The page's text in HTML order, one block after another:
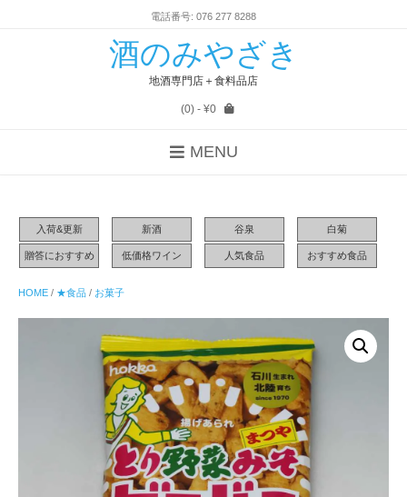
電話番号: 076 277 8288
酒のみやざき
地酒専門店＋食料品店
(0)- ¥0
MENU
入荷&更新 新酒 谷泉 白菊
贈答におすすめ 低価格ワイン 人気食品 おすすめ食品
HOME / ★食品 / お菓子